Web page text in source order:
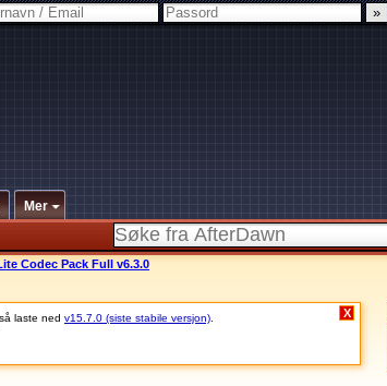
Mer
Codec Pack Full v6.3.0
laste ned v15.7.0 (siste stabile versjon) X